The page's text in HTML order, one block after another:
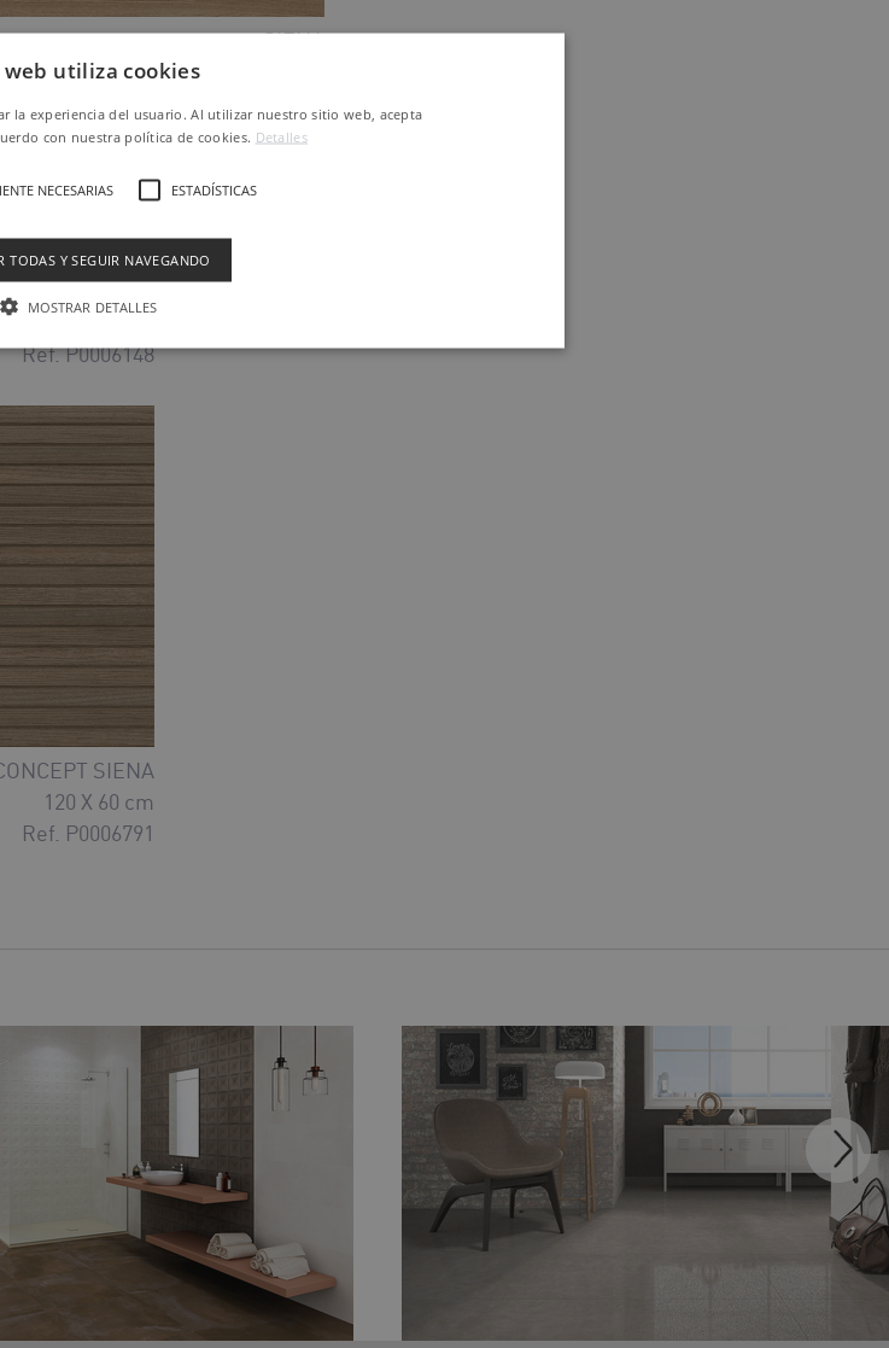
SIENA
150 X 24,8 cm
SIENA
120 X 20 cm
Ref. P0006148
SIENA
120 X 60 cm
Ref. P0006791
web utiliza cookies
la experiencia del usuario. Al utilizar nuestro sitio web, acepta
con nuestra política de cookies. Detalles
NECESARIAS ESTADÍSTICAS
TODAS Y SEGUIR NAVEGANDO
MOSTRAR DETALLES